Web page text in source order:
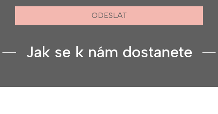
ODESLAT
Jak se k nám dostanete